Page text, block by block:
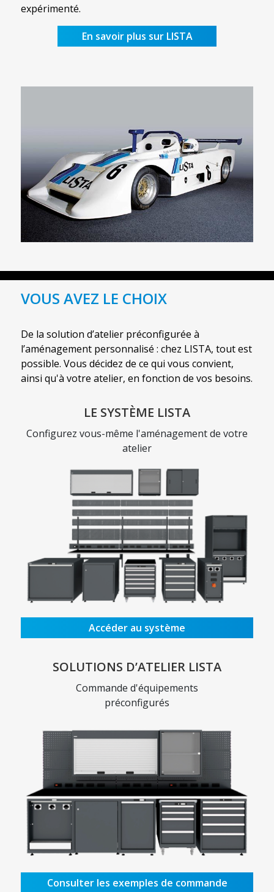
expérimenté.
En savoir plus sur LISTA
VOUS AVEZ LE CHOIX
De la solution d’atelier préconfigurée à
l’aménagement personnalisé : chez LISTA, tout est
possible. Vous décidez de ce qui vous convient,
ainsi qu'à votre atelier, en fonction de vos besoins.
LE SYSTÈME LISTA
Configurez vous-même l'aménagement de votre
atelier
Accéder au système
SOLUTIONS D’ATELIER LISTA
Commande d'équipements
préconfigurés
Consulter les exemples de commande